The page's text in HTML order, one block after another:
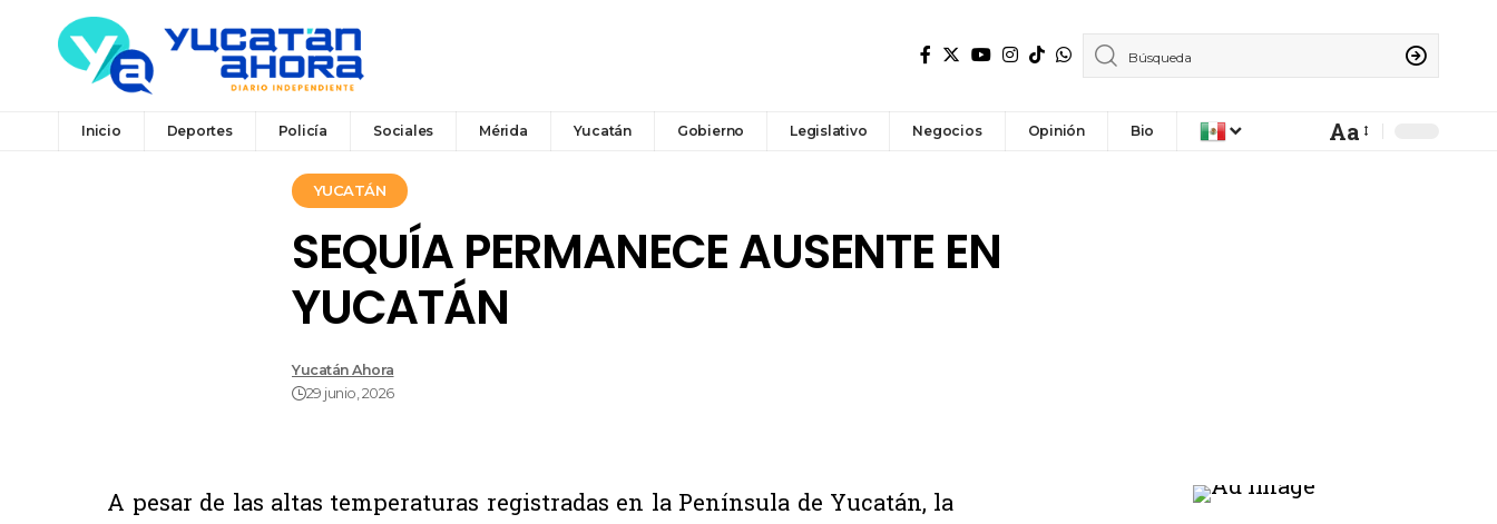
Inicio Deportes Policía Sociales Mérida Yucatán Gobierno Legislativo Negocios Opinión Bio Aa
YUCATÁN
SEQUÍA PERMANECE AUSENTE EN
YUCATÁN
Yucatán Ahora
29 junio, 2026
A pesar de las altas temperaturas registradas en la Península de Yucatán, la